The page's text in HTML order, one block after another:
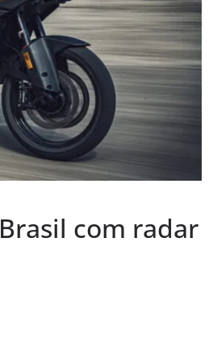
com radar